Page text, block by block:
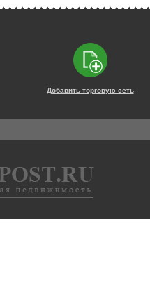
Добавить торговую сеть